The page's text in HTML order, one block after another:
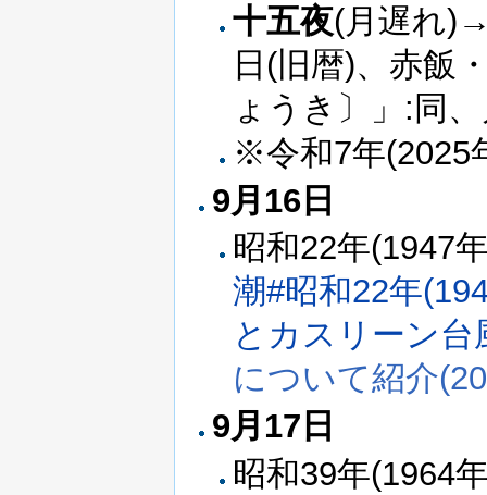
十五夜(月遅れ
日(旧暦)、赤飯
ょうき〕」:同
※令和7年(2025
9月16日
昭和22年
潮#昭和22年
とカスリーン台
について紹介
9月17日
昭和39年